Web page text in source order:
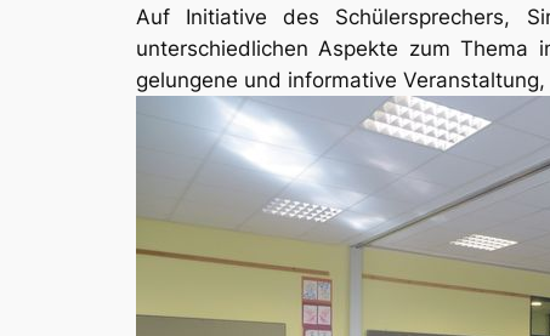
Auf Initiative des Schülersprechers,
unterschiedlichen Aspekte zum
gelungene und informative